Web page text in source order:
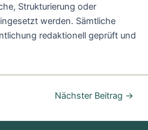
Strukturierung oder
werden. Sämtliche
redaktionell geprüft und
Nächster Beitrag →